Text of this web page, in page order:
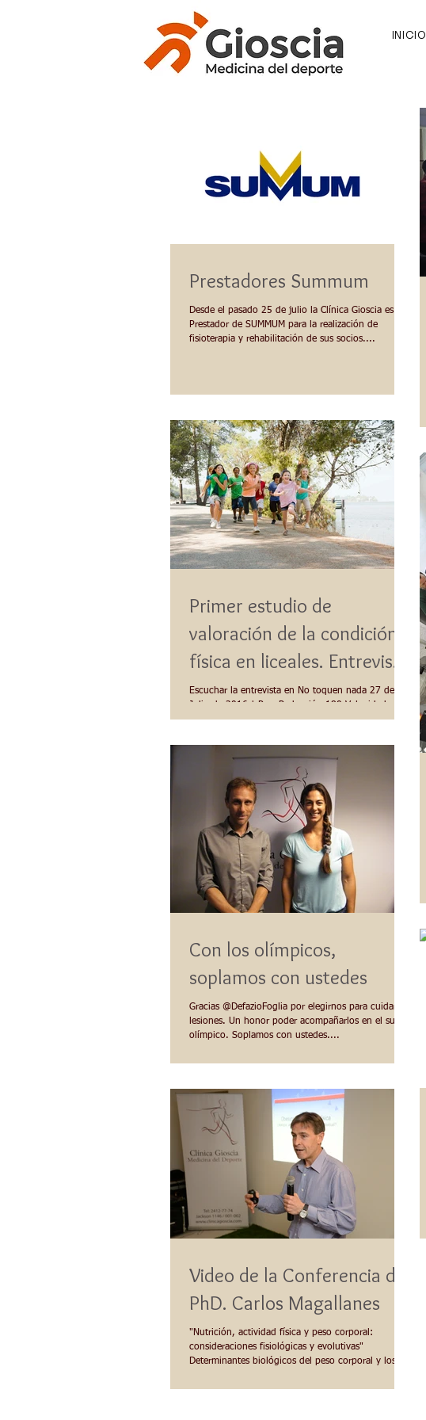
INICIO
Prestadores Summum
Desde el pasado 25 de julio la Clínica Gioscia es
Prestador de SUMMUM para la realización de
fisioterapia y rehabilitación de sus socios....
Primer estudio de
valoración de la condición
física en liceales. Entrevista
en No Toquen nada
Escuchar la entrevista en No toquen nada 27 de
Julio de 2016 | Por: Redacción 180 Velocidad y
riesgo cardiovascular de los liceales...
Con los olímpicos,
soplamos con ustedes
Gracias @DefazioFoglia por elegirnos para cuidar sus
lesiones. Un honor poder acompañarlos en el sueño
olímpico. Soplamos con ustedes....
Video de la Conferencia del
PhD. Carlos Magallanes
"Nutrición, actividad física y peso corporal:
consideraciones fisiológicas y evolutivas"
Determinantes biológicos del peso corporal y los...